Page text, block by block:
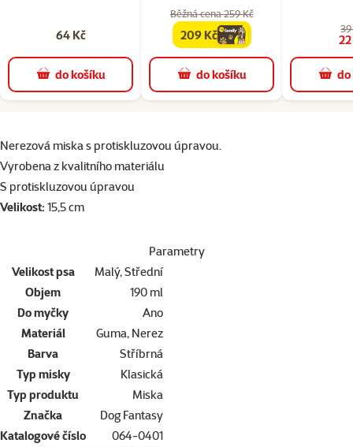
64 Kč
do košíku
Běžná cena 259 Kč
familycena
209 Kč
do košíku
superzoo.product.detail.content
Nerezová miska s protiskluzovou úpravou.
Vyrobena z kvalitního materiálu
S protiskluzovou úpravou
Velikost: 15,5 cm
Parametry
Velikost psa
Malý, Střední
Objem
190 ml
Do myčky
Ano
Materiál
Guma, Nerez
Barva
Stříbrná
Typ misky
Klasická
Typ produktu
Miska
Značka
Dog Fantasy
Katalogové číslo
064-0401